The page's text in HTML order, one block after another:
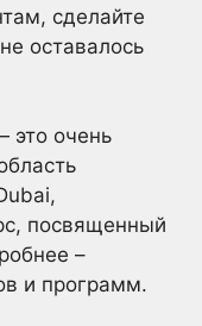
сделайте
оставалось
это очень
посвященный
–
и программ.